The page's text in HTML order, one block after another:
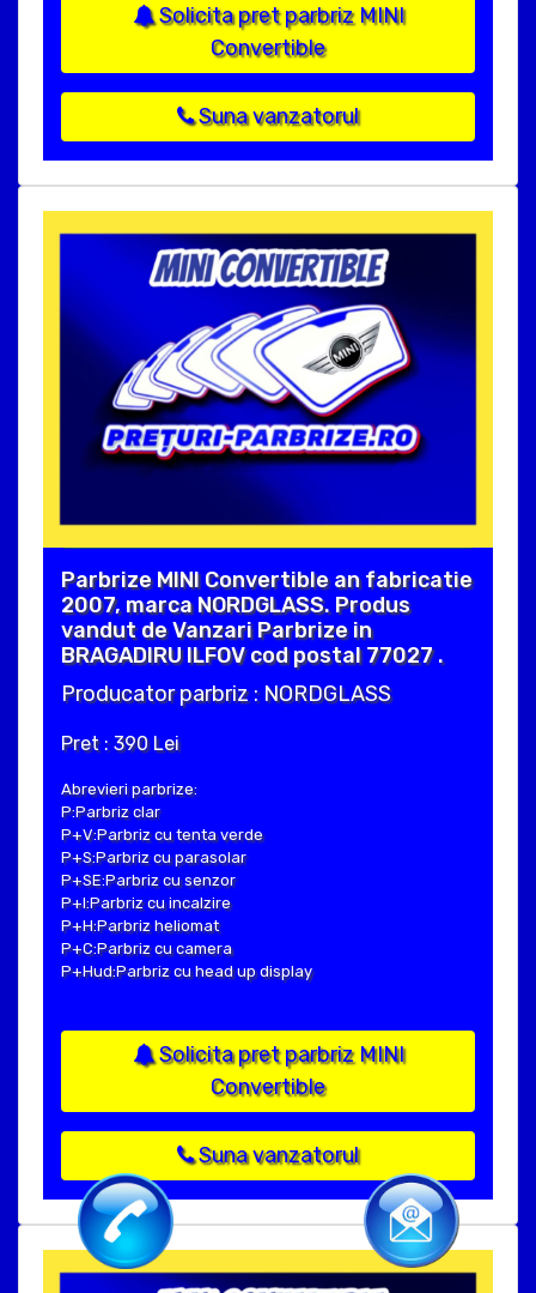
Solicita pret parbriz MINI
Convertible
Suna vanzatorul
Parbrize MINI Convertible an fabricatie
2007, marca NORDGLASS. Produs
vandut de Vanzari Parbrize in
BRAGADIRU ILFOV cod postal 77027 .
Producator parbriz : NORDGLASS
Pret : 390 Lei
Abrevieri parbrize:
P:Parbriz clar
P+V:Parbriz cu tenta verde
P+S:Parbriz cu parasolar
P+SE:Parbriz cu senzor
P+I:Parbriz cu incalzire
P+H:Parbriz heliomat
P+C:Parbriz cu camera
P+Hud:Parbriz cu head up display
Solicita pret parbriz MINI
Convertible
Suna vanzatorul